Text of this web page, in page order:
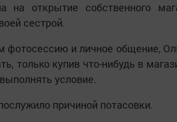
на открытие собственного
сестрой.
фотосессию и личное общение,
только купив что-нибудь в
условие.
причиной потасовки.